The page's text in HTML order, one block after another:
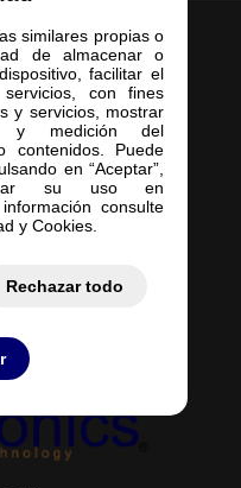
similares propias o
de almacenar o
facilitar el
con fines
y servicios, mostrar
y medición del
contenidos. Puede
en “Aceptar”,
su uso en
consulte
y Cookies.
Rechazar todo